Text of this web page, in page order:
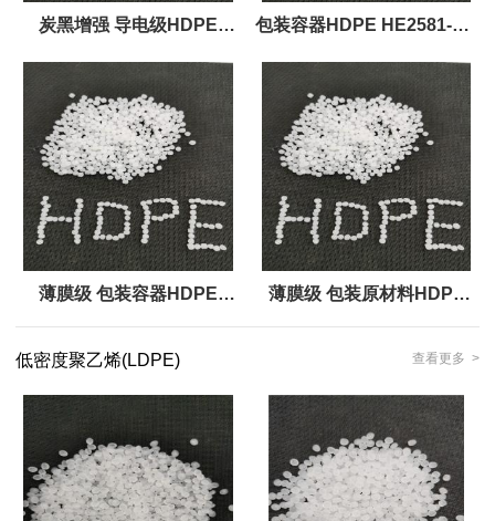
炭黑增强 导电级HDPE 包装容器HDPE HE2581-PH
薄膜级 包装容器HDPE 薄膜级 包装原材料HDPE
低密度聚乙烯(LDPE)
查看更多 >